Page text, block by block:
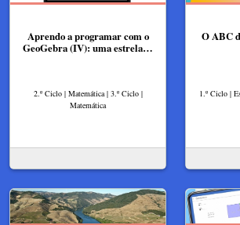
Aprendo a programar com o
GeoGebra (IV): uma estrela…
2.º Ciclo | Matemática | 3.º Ciclo |
Matemática
O ABC
1.º Ciclo |